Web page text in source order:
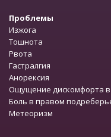
Проблемы
Изжога
Тошнота
Рвота
Гастралгия
Анорексия
Ощущение дискомфорта в
Боль в правом
Метеоризм